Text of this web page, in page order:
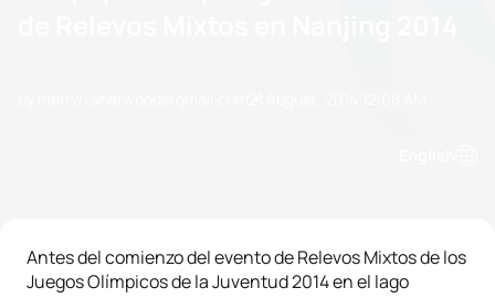
Antes del comienzo del evento de Relevos Mixtos de los
Juegos Olímpicos de la Juventud 2014 en el lago